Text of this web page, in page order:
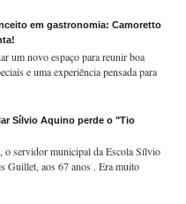
em gastronomia: Camoretto
um novo espaço para reunir boa
e uma experiência pensada para
Sílvio Aquino perde o "Tio
o servidor municipal da Escola Sílvio
Guillet, aos 67 anos . Era muito